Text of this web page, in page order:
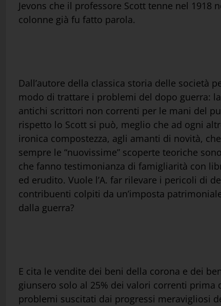
Jevons che il professore Scott tenne nel
colonne già fu fatto parola.
Dall’autore della classica storia delle società
modo di trattare i problemi del dopo guerra:
antichi scrittori non correnti per le mani del
rispetto lo Scott si può, meglio che ad ogni
ironica compostezza, agli amanti di novità,
sempre le “nuovissime” scoperte teoriche
che fanno testimonianza di famigliarità con
ed erudito. Vuole l’A. far rilevare i pericoli di
contribuenti colpiti da un’imposta
dalla guerra?
E cita le vendite dei beni della corona e dei
giunsero solo al 25% dei valori correnti prima
problemi suscitati dai progressi meravigliosi